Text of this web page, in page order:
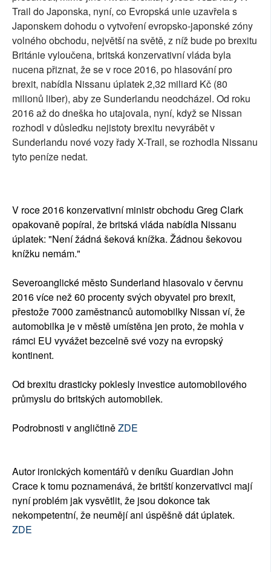
Trail do Japonska, nyní, co Evropská unie uzavřela s
Japonskem dohodu o vytvoření evropsko-japonské zóny
volného obchodu, největší na světě, z níž bude po brexitu
Británie vyloučena, britská konzervativní vláda byla
nucena přiznat, že se v roce 2016, po hlasování pro
brexit, nabídla Nissanu úplatek 2,32 miliard Kč (80
milionů liber), aby ze Sunderlandu neodcházel. Od roku
2016 až do dneška ho utajovala, nyní, když se Nissan
rozhodl v důsledku nejistoty brexitu nevyrábět v
Sunderlandu nové vozy řady X-Trail, se rozhodla Nissanu
tyto peníze nedat.
V roce 2016 konzervativní ministr obchodu Greg Clark
opakovaně popíral, že britská vláda nabídla Nissanu
úplatek: "Není žádná šeková knížka. Žádnou šekovou
knížku nemám."
Severoanglické město Sunderland hlasovalo v červnu
2016 více než 60 procenty svých obyvatel pro brexit,
přestože 7000 zaměstnanců automobilky Nissan ví, že
automobilka je v městě umístěna jen proto, že mohla v
rámci EU vyvážet bezcelně své vozy na evropský
kontinent.
Od brexitu drasticky poklesly investice automobilového
průmyslu do britských automobilek.
Podrobnosti v angličtiněZDE
Autor ironických komentářů v deníku Guardian John
Crace k tomu poznamenává, že britští konzervativci mají
nyní problém jak vysvětlit, že jsou dokonce tak
nekompetentní, že neumějí ani úspěšně dát úplatek.
ZDE